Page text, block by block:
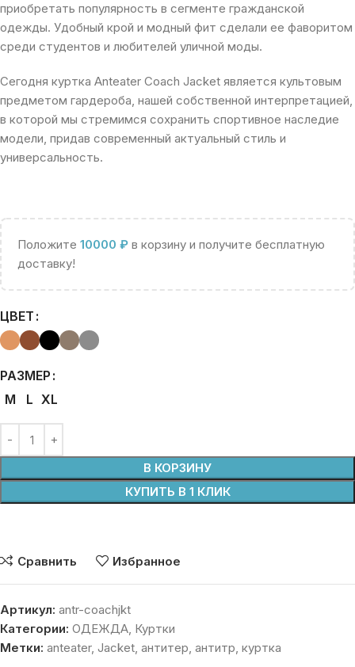
приобретать популярность в сегменте гражданской
одежды. Удобный крой и модный фит сделали ее фаворитом
среди студентов и любителей уличной моды.
Сегодня куртка Anteater Coach Jacket является культовым
предметом гардероба, нашей собственной интерпретацией,
в которой мы стремимся сохранить спортивное наследие
модели, придав современный актуальный стиль и
универсальность.
Положите 10000 ₽ в корзину и получите бесплатную
доставку!
ЦВЕТ
РАЗМЕР
M
L XL
В КОРЗИНУ
КУПИТЬ В 1 КЛИК
Сравнить Избранное
Артикул: antr-coachjkt
Категории: ОДЕЖДА, Куртки
Метки: anteater, Jacket, антитер, антитр, куртка